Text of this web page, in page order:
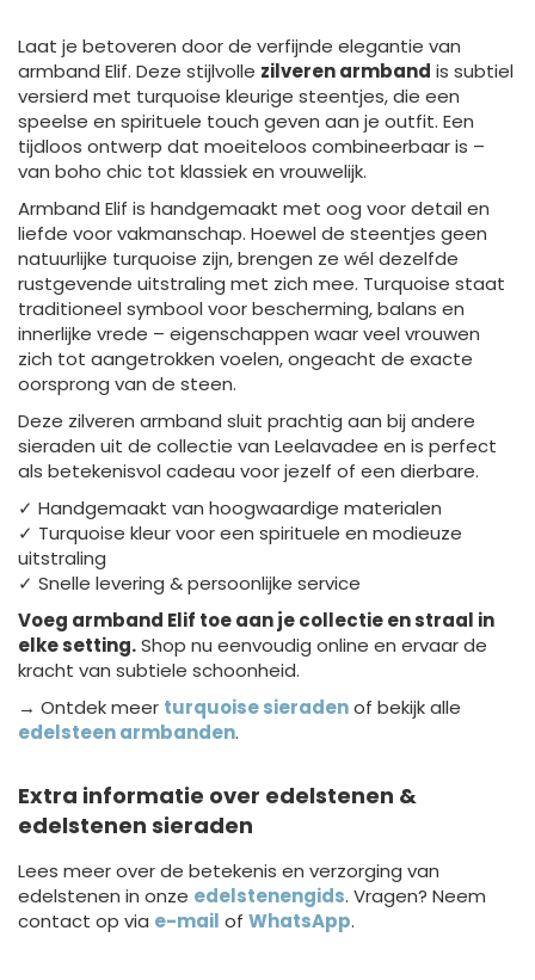
Laat je betoveren door de verfijnde elegantie van
armband Elif. Deze stijlvolle zilveren armband is subtiel
versierd met turquoise kleurige steentjes, die een
speelse en spirituele touch geven aan je outfit. Een
tijdloos ontwerp dat moeiteloos combineerbaar is –
van boho chic tot klassiek en vrouwelijk.
Armband Elif is handgemaakt met oog voor detail en
liefde voor vakmanschap. Hoewel de steentjes geen
natuurlijke turquoise zijn, brengen ze wél dezelfde
rustgevende uitstraling met zich mee. Turquoise staat
traditioneel symbool voor bescherming, balans en
innerlijke vrede – eigenschappen waar veel vrouwen
zich tot aangetrokken voelen, ongeacht de exacte
oorsprong van de steen.
Deze zilveren armband sluit prachtig aan bij andere
sieraden uit de collectie van Leelavadee en is perfect
als betekenisvol cadeau voor jezelf of een dierbare.
✓ Handgemaakt van hoogwaardige materialen
✓ Turquoise kleur voor een spirituele en modieuze
uitstraling
✓ Snelle levering & persoonlijke service
Voeg armband Elif toe aan je collectie en straal in
elke setting.Shop nu eenvoudig online en ervaar de
kracht van subtiele schoonheid.
→ Ontdek meer turquoise sieradenof bekijk alle
edelsteen armbanden.
Extra informatie over edelstenen &
edelstenen sieraden
Lees meer over de betekenis en verzorging van
edelstenen in onze edelstenengids. Vragen? Neem
contact op via e-mail of WhatsApp.